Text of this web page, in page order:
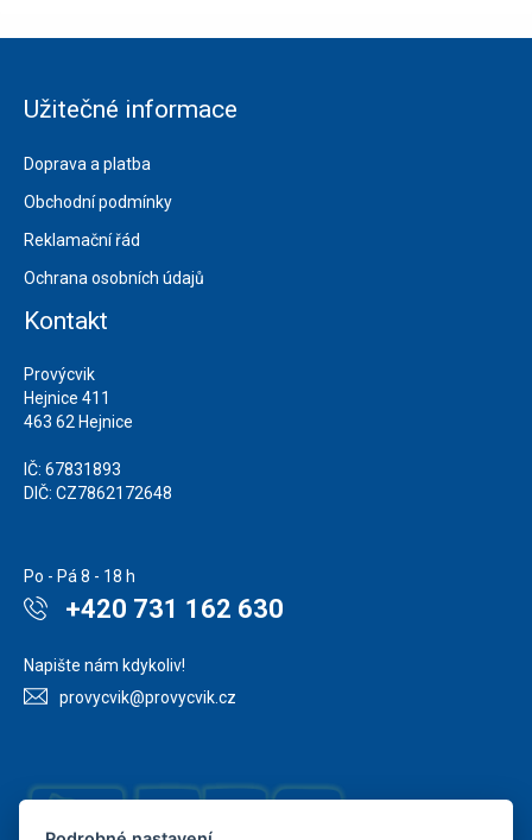
Užitečné informace
Doprava a platba
Obchodní podmínky
Reklamační řád
Ochrana osobních údajů
Kontakt
Provýcvik
Hejnice 411
463 62 Hejnice
IČ: 67831893
DIČ: CZ7862172648
Po - Pá 8 - 18 h
+420 731 162 630
Napište nám kdykoliv!
provycvik@provycvik.cz